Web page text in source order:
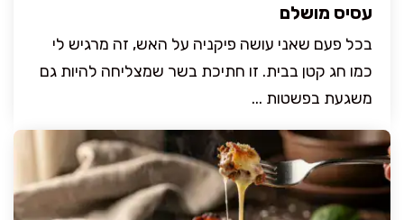
עסיס מושלם
בכל פעם שאני עושה פיקניה על האש, זה מרגיש לי
כמו חג קטן בבית. זו חתיכת בשר שמצליחה להיות גם
משגעת בפשטות ...